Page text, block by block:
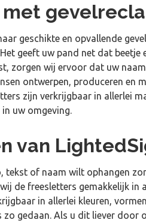
geschikte en opvallende
geeft uw pand net dat
zorgen wij ervoor dat uw
ontwerpen, produceren en
zijn verkrijgbaar in allerlei
uw omgeving.
van
tekst of naam wilt ophangen
de freesletters gemakkelijk in
in allerlei kleuren,
gedaan. Als u dit liever door